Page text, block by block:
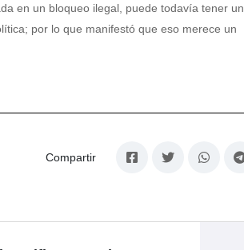
en un bloqueo ilegal, puede todavía tener un
por lo que manifestó que eso merece un
Compartir